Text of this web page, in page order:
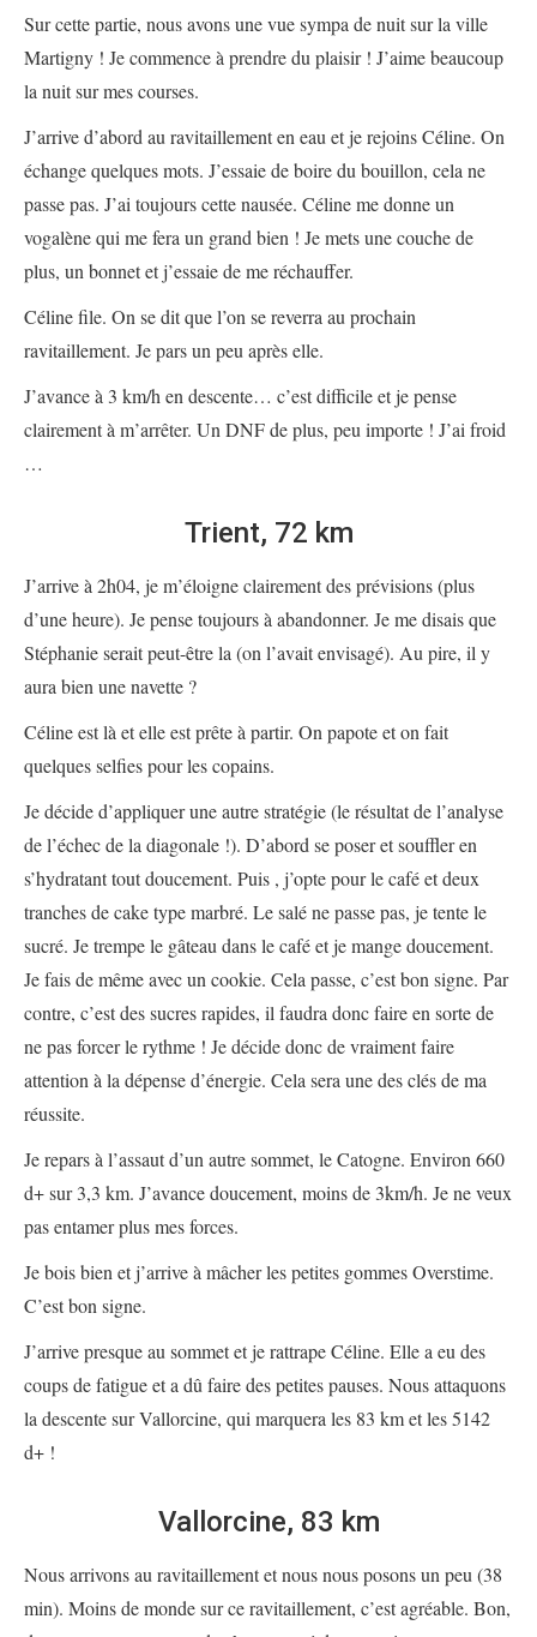
Sur cette partie, nous avons une vue sympa de nuit sur la ville
Martigny ! Je commence à prendre du plaisir ! J’aime beaucoup
la nuit sur mes courses.
J’arrive d’abord au ravitaillement en eau et je rejoins Céline. On
échange quelques mots. J’essaie de boire du bouillon, cela ne
passe pas. J’ai toujours cette nausée. Céline me donne un
vogalène qui me fera un grand bien ! Je mets une couche de
plus, un bonnet et j’essaie de me réchauffer.
Céline file. On se dit que l’on se reverra au prochain
ravitaillement. Je pars un peu après elle.
J’avance à 3 km/h en descente… c’est difficile et je pense
clairement à m’arrêter. Un DNF de plus, peu importe ! J’ai froid
…
Trient, 72 km
J’arrive à 2h04, je m’éloigne clairement des prévisions (plus
d’une heure). Je pense toujours à abandonner. Je me disais que
Stéphanie serait peut-être la (on l’avait envisagé). Au pire, il y
aura bien une navette ?
Céline est là et elle est prête à partir. On papote et on fait
quelques selfies pour les copains.
Je décide d’appliquer une autre stratégie (le résultat de l’analyse
de l’échec de la diagonale !). D’abord se poser et souffler en
s’hydratant tout doucement. Puis , j’opte pour le café et deux
tranches de cake type marbré. Le salé ne passe pas, je tente le
sucré. Je trempe le gâteau dans le café et je mange doucement.
Je fais de même avec un cookie. Cela passe, c’est bon signe. Par
contre, c’est des sucres rapides, il faudra donc faire en sorte de
ne pas forcer le rythme ! Je décide donc de vraiment faire
attention à la dépense d’énergie. Cela sera une des clés de ma
réussite.
Je repars à l’assaut d’un autre sommet, le Catogne. Environ 660
d+ sur 3,3 km. J’avance doucement, moins de 3km/h. Je ne veux
pas entamer plus mes forces.
Je bois bien et j’arrive à mâcher les petites gommes Overstime.
C’est bon signe.
J’arrive presque au sommet et je rattrape Céline. Elle a eu des
coups de fatigue et a dû faire des petites pauses. Nous attaquons
la descente sur Vallorcine, qui marquera les 83 km et les 5142
d+ !
Vallorcine, 83 km
Nous arrivons au ravitaillement et nous nous posons un peu (38
min). Moins de monde sur ce ravitaillement, c’est agréable. Bon,